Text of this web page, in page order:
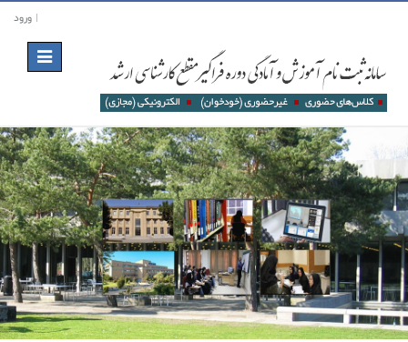
ورود
Toggle
navigation